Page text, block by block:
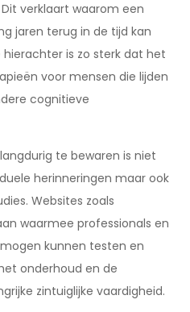
verklaart waarom een
jaren terug in de tijd kan
is zo sterk dat het
voor mensen die lijden
cognitieve
te bewaren is niet
herinneringen maar ook
Websites zoals
waarmee professionals en
kunnen testen en
onderhoud en de
zintuiglijke vaardigheid.